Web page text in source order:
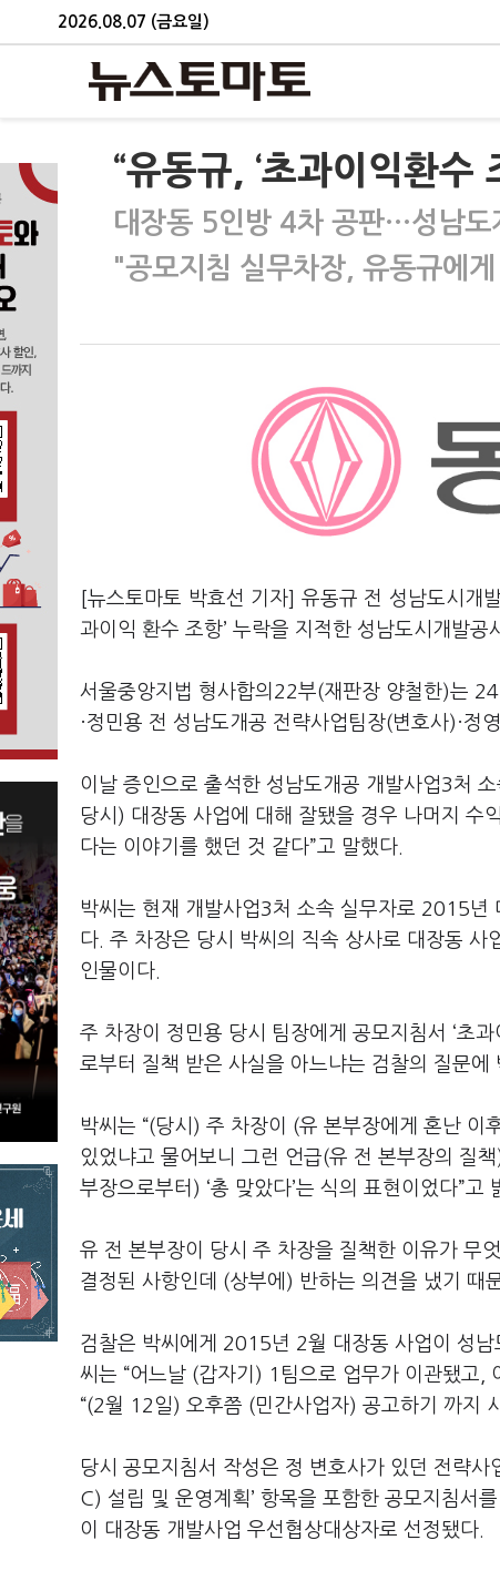
2026.08.07 (금요일)
“유동규, ‘초과이익환수
대장동 5인방 4차 공판…성남도
"공모지침 실무차장, 유동규에
[뉴스토마토 박효선 기자] 유동규 전 성남도시개
과이익 환수 조항’ 누락을 지적한 성남도시개발
서울중앙지법 형사합의22부(재판장 양철한)는
·정민용 전 성남도개공 전략사업팀장(변호사)·정
이날 증인으로 출석한 성남도개공 개발사업3처
당시) 대장동 사업에 대해 잘됐을 경우 나머지 수
다는 이야기를 했던 것 같다”고 말했다.
박씨는 현재 개발사업3처 소속 실무자로 2015년
다. 주 차장은 당시 박씨의 직속 상사로 대장동
인물이다.
주 차장이 정민용 당시 팀장에게 공모지침서 ‘초
로부터 질책 받은 사실을 아느냐는 검찰의 질문에
박씨는 “(당시) 주 차장이 (유 본부장에게 혼난 이
있었냐고 물어보니 그런 언급(유 전 본부장의 질
부장으로부터) ‘총 맞았다’는 식의 표현이었다”고
유 전 본부장이 당시 주 차장을 질책한 이유가 무
결정된 사항인데 (상부에) 반하는 의견을 냈기 때
검찰은 박씨에게 2015년 2월 대장동 사업이 성
씨는 “어느날 (갑자기) 1팀으로 업무가 이관됐고,
“(2월 12일) 오후쯤 (민간사업자) 공고하기 까지
당시 공모지침서 작성은 정 변호사가 있던 전략
C) 설립 및 운영계획’ 항목을 포함한 공모지침서
이 대장동 개발사업 우선협상대상자로 선정됐다.